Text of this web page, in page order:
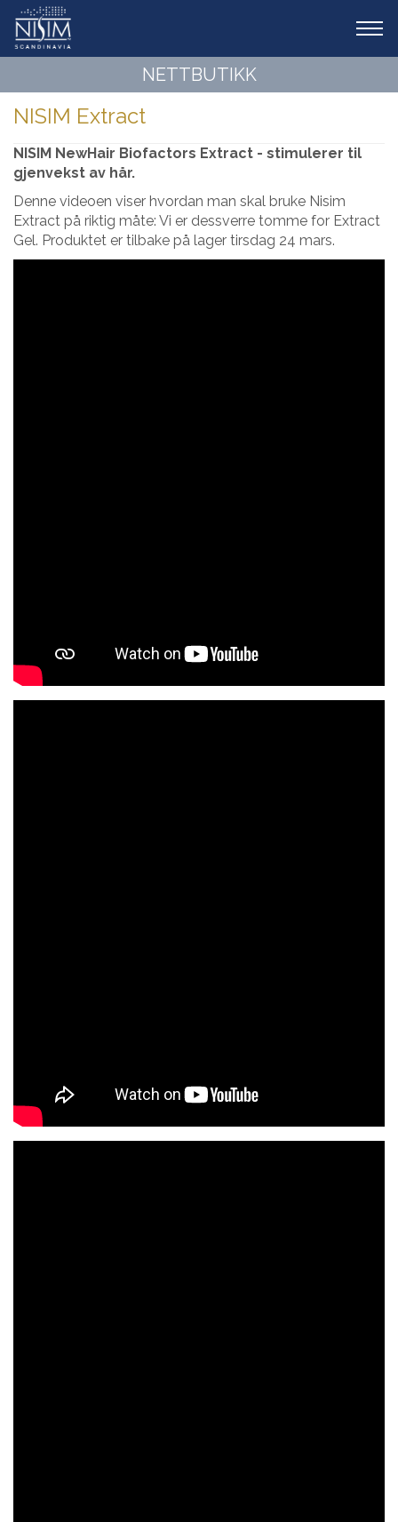
NETTBUTIKK
NISIM Extract
NISIM NewHair Biofactors Extract - stimulerer til
gjenvekst av hår.
Denne videoen viser hvordan man skal bruke Nisim
Extract på riktig måte: Vi er dessverre tomme for Extract
Gel. Produktet er tilbake på lager tirsdag 24 mars.